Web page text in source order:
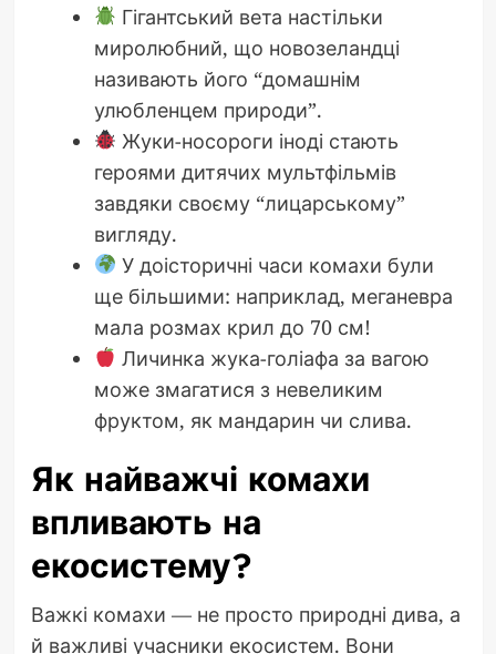
Гігантський вета настільки
миролюбний, що новозеландці
називають його “домашнім
улюбленцем природи”.
Жуки-носороги іноді стають
героями дитячих мультфільмів
завдяки своєму “лицарському”
вигляду.
У доісторичні часи комахи були
ще більшими: наприклад, меганевра
мала розмах крил до 70 см!
Личинка жука-голіафа за вагою
може змагатися з невеликим
фруктом, як мандарин чи слива.
Як найважчі комахи
впливають на
екосистему?
Важкі комахи — не просто природні дива, а
й важливі учасники екосистем. Вони